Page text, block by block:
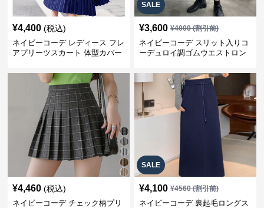
¥4,400 (税込)
ネイビーコーデ レディース フレ
アプリーツスカート 体型カバー
ト
SALE
¥3,600 ¥4000(割引前)
ネイビーコーデ スリット入りコ
ーデュロイ調ゴムウエストロン
¥4,460 (税込)
ネイビーコーデ チェック柄プリ
SALE
¥4,100 ¥4560(割引前)
ネイビーコーデ 裏起毛ロングス